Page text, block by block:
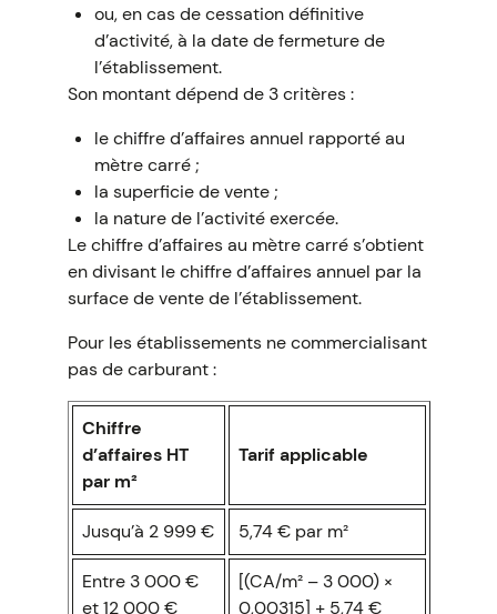
ou, en cas de cessation définitive
d’activité, à la date de fermeture de
l’établissement.
Son montant dépend de 3 critères :
le chiffre d’affaires annuel rapporté au
mètre carré ;
la superficie de vente ;
la nature de l’activité exercée.
Le chiffre d’affaires au mètre carré s’obtient
en divisant le chiffre d’affaires annuel par la
surface de vente de l’établissement.
Pour les établissements ne commercialisant
pas de carburant :
Chiffre
d’affaires HT
par m²
Tarif applicable
Jusqu’à 2 999 € 5,74 € par m²
Entre 3 000 €
et 12 000 €
[(CA/m² – 3 000) ×
0,00315] + 5,74 €